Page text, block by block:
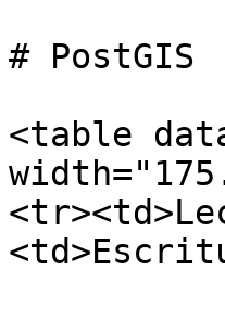
# PostGIS
<table